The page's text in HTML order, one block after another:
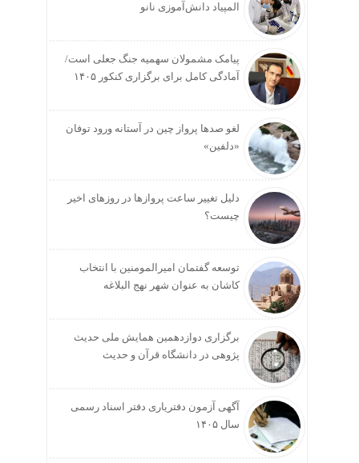
المپیاد دانش‌آموزی نانو
پیامک مشمولان سهمیه جنگ جعلی است/
آمادگی کامل برای برگزاری کنکور ۱۴۰۵
لغو صدها پرواز چین در آستانه ورود توفان
«دلفین»
دلیل تغییر ساعت پروازها در روزهای اخیر
چیست؟
توسعه گفتمان امیرالمومنین با انتخاب
کاشان به عنوان شهر نهج البلاغه
برگزاری دوازدهمین همایش ملی حدیث
پژوهی در دانشگاه قرآن و حدیث
آگهی آزمون دفتریاری دفتر اسناد رسمی
سال ۱۴۰۵